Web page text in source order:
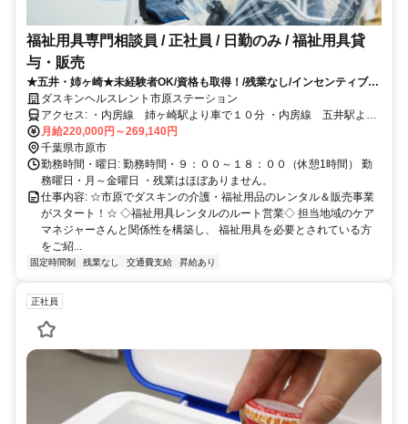
福祉用具専門相談員 / 正社員 / 日勤のみ / 福祉用具貸
与・販売
★五井・姉ヶ崎★未経験者OK/資格も取得！/残業なし/インセンティブあ
り/日勤のみ
ダスキンヘルスレント市原ステーション
アクセス: ・内房線 姉ヶ崎駅より車で１０分 ・内房線 五井駅より
車で１０分 給与: ・面談数に応じた面談手当 ・新規契約金額に応じた
新規契約手当 ・交通費 社内規定により 月25,000円を上限にて支
給
月給220,000円～269,140円
千葉県市原市
勤務時間・曜日: 勤務時間・９：００～１８：００（休憩1時間） 勤
務曜日・月～金曜日 ・残業はほぼありません。
仕事内容: ☆市原でダスキンの介護・福祉用品のレンタル＆販売事業
がスタート！☆ ◇福祉用具レンタルのルート営業◇ 担当地域のケア
マネジャーさんと関係性を構築し、 福祉用具を必要とされている方
をご紹...
固定時間制 残業なし 交通費支給 昇給あり
正社員